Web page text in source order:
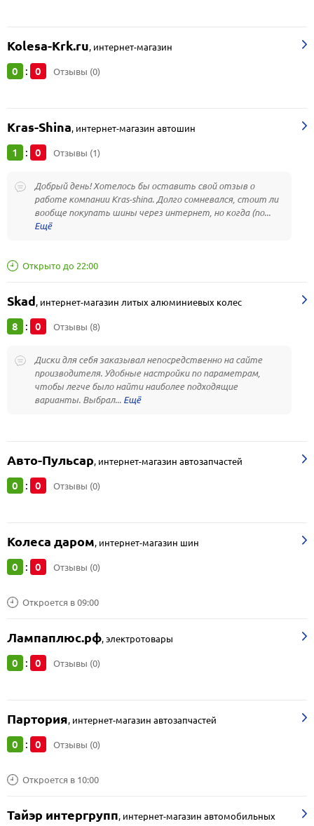
Kolesa-Krk.ru, интернет-магазин
0 : 0 Отзывы (0)
Kras-Shina, интернет-магазин автошин
1 : 0 Отзывы (1)
Добрый день! Хотелось бы оставить свой отзыв о
работе компании Kras-shina. Долго сомневался, стоит ли
вообще покупать шины через интернет, но когда (по...
Открыто до 22:00
Skad, интернет-магазин литых алюминиевых колес
8 : 0 Отзывы (8)
Диски для себя заказывал непосредственно на сайте
производителя. Удобные настройки по параметрам,
чтобы легче было найти наиболее подходящие
варианты. Выбрал...
Авто-Пульсар, интернет-магазин автозапчастей
0 : 0 Отзывы (0)
Колеса даром, интернет-магазин шин
0 : 0 Отзывы (0)
Откроется в 09:00
Лампаплюс.рф,электротовары
0 : 0 Отзывы (0)
Партория, интернет-магазин автозапчастей
0 : 0 Отзывы (0)
Откроется в 10:00
Тайэр интергрупп, интернет-магазин автомобильных